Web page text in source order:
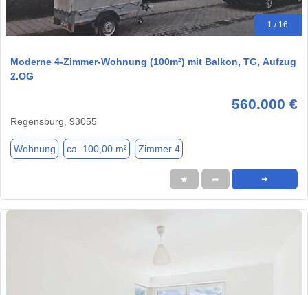
1 / 16
Moderne 4-Zimmer-Wohnung (100m²) mit Balkon, TG, Aufzug
2.OG
560.000 €
Regensburg, 93055
Wohnung ca. 100,00 m² Zimmer 4
★ ➦ ➜